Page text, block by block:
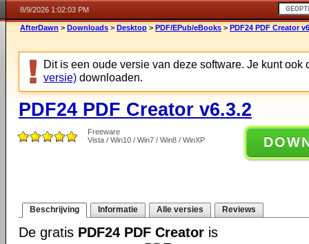
8/9/2026 1:02:03 PM
AfterDawn > Downloads > Desktop > PDF/EPub/eBooks > PDF24 PDF Creator
Dit is een oude versie van deze software. Je kunt ook
versie) downloaden.
PDF24 PDF Creator v6.3.2
Freeware
Vista / Win10 / Win7 / Win8 / WinXP
Beschrijving Informatie Alle versies Reviews
De gratis PDF24 PDF Creator is